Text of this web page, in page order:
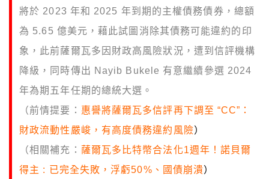
將於 2023 年和 2025 年到期的主權債務債券，總額
為 5.65 億美元，藉此試圖消除其債務可能違約的印
象，此前薩爾瓦多因財政高風險狀況，遭到信評機構
降級，同時傳出 Nayib Bukele 有意繼續參選 2024
年為期五年任期的總統大選。
（前情提要： 惠譽將薩爾瓦多信評再下調至 “CC”：
財政流動性嚴峻，有高度債務違約風險）
（相關補充： 薩爾瓦多比特幣合法化1週年！諾貝爾
得主 : 已完全失敗，浮虧50%、國債崩潰）